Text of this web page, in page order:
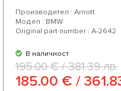
цена-качество, богат
200 продукта за Вашият
Производител : Arnott
Модел : BMW
Original part number : A-2642
В наличност
195.00 € / 381.39 лв.
185.00 € /